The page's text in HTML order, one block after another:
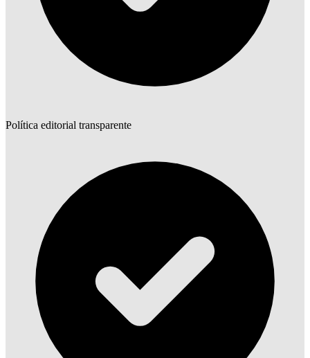
Política editorial transparente